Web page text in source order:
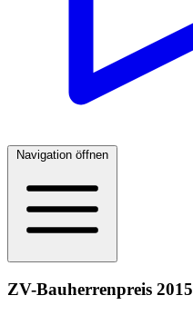
Navigation öffnen
ZV-Bauherrenpreis 2015